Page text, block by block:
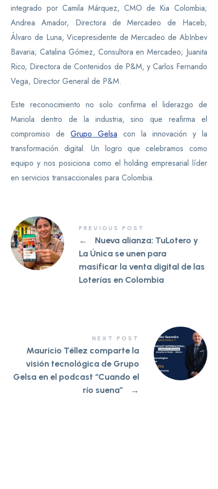
integrado por Camila Márquez, CMO de Kia Colombia;
Andrea Amador, Directora de Mercadeo de Haceb;
Álvaro de Luna, Vicepresidente de Mercadeo de AbInbev
Bavaria; Catalina Gómez, Consultora en Mercadeo; Juanita
Rico, Directora de Contenidos de P&M, y Carlos Fernando
Vega, Director General de P&M.
Este reconocimiento no solo confirma el liderazgo de
Mariola dentro de la industria, sino que reafirma el
compromiso deGrupo Gelsa con la innovación y la
transformación digital. Un logro que celebramos como
equipo y nos posiciona como el holding empresarial líder
en servicios transaccionales para Colombia.
PREVIOUS POST
←
Nueva alianza: TuLotero y
La Única se unen para
masificar la venta digital de las
Loterías en Colombia
NEXT POST
Mauricio Téllez comparte la
visión tecnológica de Grupo
Gelsa en el podcast “Cuando el
río suena”
→